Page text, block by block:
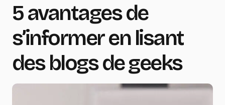
5 avantages de
s’informer en lisant
des blogs de geeks